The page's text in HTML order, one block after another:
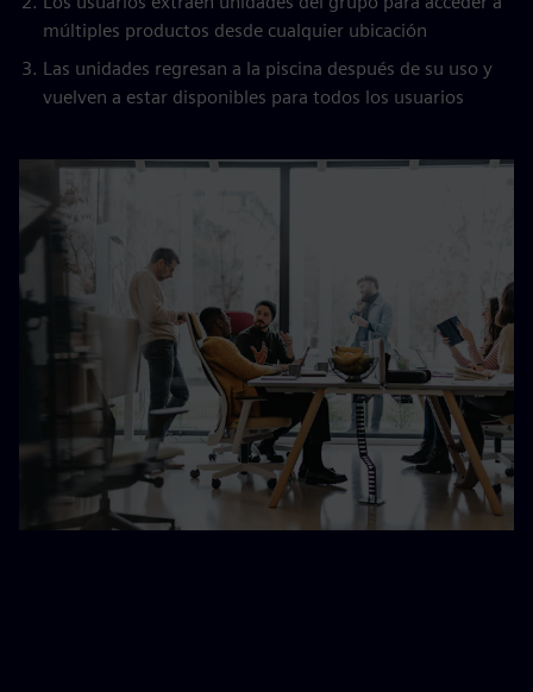
múltiples productos desde cualquier ubicación
Las unidades regresan a la piscina después de su uso y
vuelven a estar disponibles para todos los usuarios